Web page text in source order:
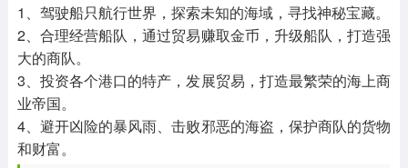
1、驾驶船只航行世界，探索未知的海域，寻找神秘宝藏。
2、合理经营船队，通过贸易赚取金币，升级船队，打造强
大的商队。
3、投资各个港口的特产，发展贸易，打造最繁荣的海上商
业帝国。
4、避开凶险的暴风雨、击败邪恶的海盗，保护商队的货物
和财富。